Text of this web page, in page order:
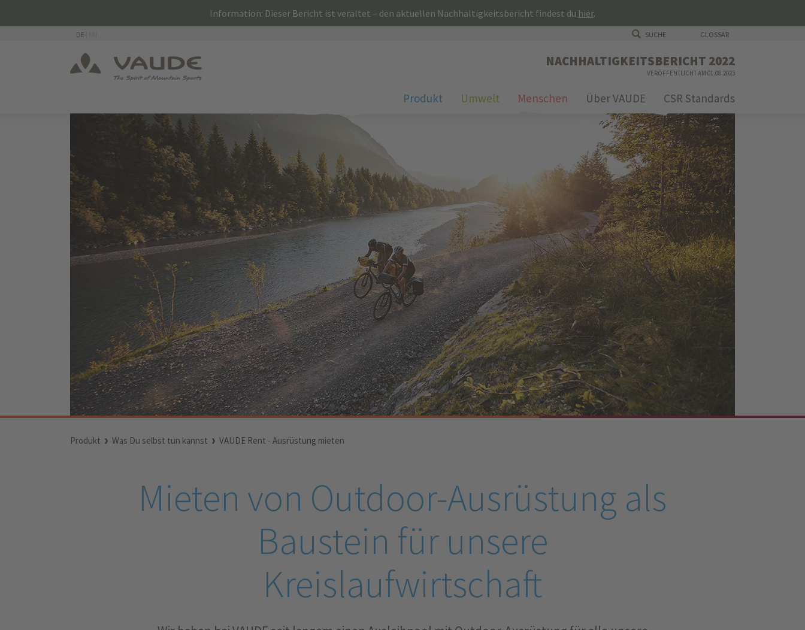
Information: Dieser Bericht ist veraltet – den aktuellen Nachhaltigkeitsbericht findest du hier.
DE SUCHE GLOSSAR
NACHHALTIGKEITSBERICHT 2022
VERÖFFENTLICHT AM 01.08.2023
Produkt Umwelt Menschen Über VAUDE CSR Standards
Produkt Was Du selbst tun kannst VAUDE Rent - Ausrüstung mieten
Mieten von Outdoor-Ausrüstung als
Baustein für unsere
Kreislaufwirtschaft